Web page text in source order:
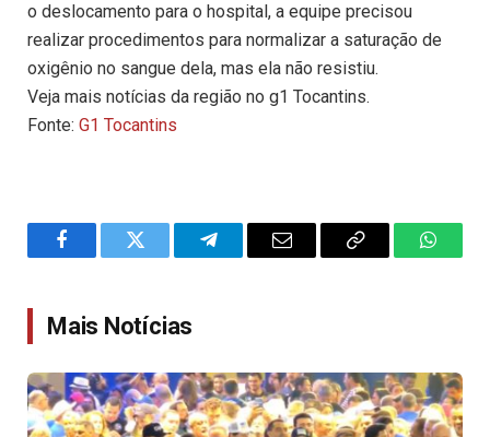
o deslocamento para o hospital, a equipe precisou
realizar procedimentos para normalizar a saturação de
oxigênio no sangue dela, mas ela não resistiu.
Veja mais notícias da região no g1 Tocantins.
Fonte: G1 Tocantins
FacebookTwitter TelegramEmail
Copy
Mais Notícias